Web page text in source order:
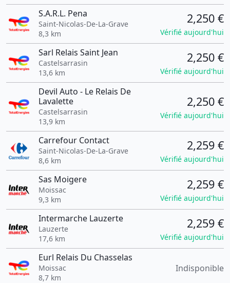
S.A.R.L. Pena
Saint-Nicolas-De-La-Grave
8,3 km
2,250 €
Vérifié aujourd'hui
Sarl Relais Saint Jean
Castelsarrasin
13,6 km
2,250 €
Vérifié aujourd'hui
Devil Auto - Le Relais De
Lavalette
Castelsarrasin
13,9 km
2,250 €
Vérifié aujourd'hui
Carrefour Contact
Saint-Nicolas-De-La-Grave
8,6 km
2,259 €
Vérifié aujourd'hui
Sas Moigere
Moissac
9,3 km
2,259 €
Vérifié aujourd'hui
Intermarche Lauzerte
Lauzerte
17,6 km
2,259 €
Vérifié aujourd'hui
Eurl Relais Du Chasselas
Moissac
8,7 km
Indisponible